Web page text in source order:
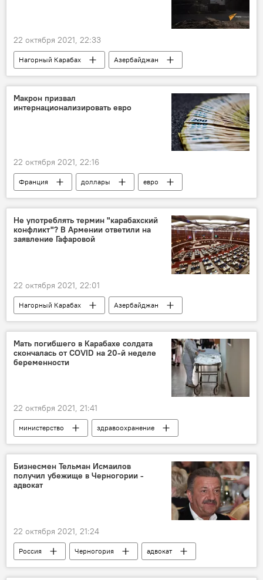
22 октября 2021, 22:33
Нагорный Карабах
Азербайджан
Политика
Иран
Макрон призвал
интернационализировать евро
22 октября 2021, 22:16
Франция доллары
евро
Макрон Эммануэль
Не употреблять термин "карабахский
конфликт"? В Армении ответили на
заявление Гафаровой
22 октября 2021, 22:01
Нагорный Карабах
Азербайджан
конфликт
Новости Армения
Мать погибшего в Карабахе солдата
скончалась от COVID на 20-й неделе
беременности
22 октября 2021, 21:41
министерство
здравоохранение
Новости Армения
коронавирус
Бизнесмен Тельман Исмаилов
получил убежище в Черногории -
адвокат
22 октября 2021, 21:24
Россия Черногория
адвокат
убежище
Тельман Исмаилов